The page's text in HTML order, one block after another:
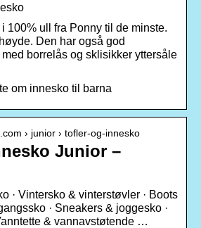
100% ull fra Ponny til de minste.
Den har også god
borrelås og sklisikker yttersåle
om innesko til barna
› junior › tofler-og-innesko
Junior –
· Vintersko & vinterstøvler · Boots
· Sneakers & joggesko ·
& vannavstøtende …